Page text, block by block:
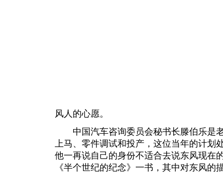
风人的心愿。
中国汽车咨询委员会秘书长滕伯乐是
上马、零件调试和投产，这位当年的计划
他一再说自己的身份不适合去说东风现在
《半个世纪的纪念》一书，其中对东风的